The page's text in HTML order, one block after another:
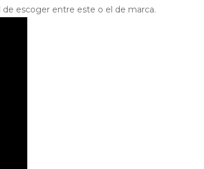
escoger entre este o el de marca.